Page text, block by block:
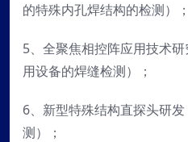
的特殊内孔焊结构的检测）；
5、全聚焦相控阵应用技术
用设备的焊缝检测）；
6、新型特殊结构直探头研
测）；